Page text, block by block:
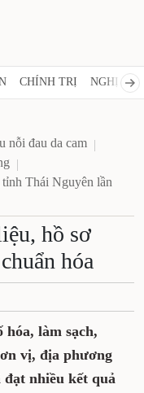
CHÍNH TRỊ NGHỊ
nỗi đau da cam
Thái Nguyên lần
hồ sơ
hóa
hóa, làm sạch,
vị, địa phương
nhiều kết quả